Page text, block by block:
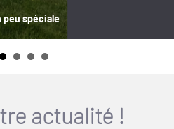
peu spéciale
actualité !